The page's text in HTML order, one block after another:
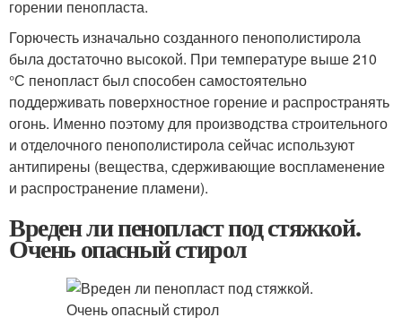
горении пенопласта.
Горючесть изначально созданного пенополистирола
была достаточно высокой. При температуре выше 210
°С пенопласт был способен самостоятельно
поддерживать поверхностное горение и распространять
огонь. Именно поэтому для производства строительного
и отделочного пенополистирола сейчас используют
антипирены (вещества, сдерживающие воспламенение
и распространение пламени).
Вреден ли пенопласт под стяжкой.
Очень опасный стирол